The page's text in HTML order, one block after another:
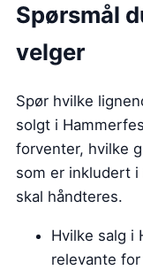
Spørsmål
velger
Spør hvilke
solgt i
forventer, hvilke
som er inkludert
skal håndteres.
Hvilke salg i
relevante